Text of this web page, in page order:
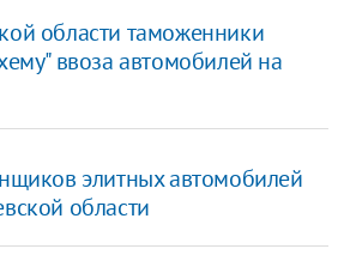
области таможенники
ввоза автомобилей на
элитных автомобилей
области